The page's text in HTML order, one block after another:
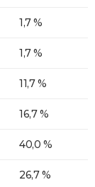
1,7 %
1,7 %
11,7 %
16,7 %
40,0 %
26,7 %